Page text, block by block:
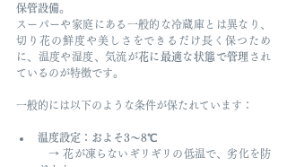
保管設備。
スーパーや家庭にある一般的な冷蔵庫とは異なり、
切り花の鮮度や美しさをできるだけ長く保つため
に、温度や湿度、気流が花に最適な状態で管理 され
ているのが特徴です。
一般的には以下のような条件が保たれています：
温度設定：およそ3〜8℃
→ 花が凍らないギリギリの低温で、劣化を防